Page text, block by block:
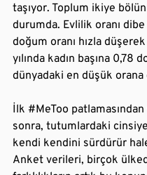
taşıyor. Toplum ikiye
durumda. Evlilik oranı
doğum oranı hızla
yılında kadın başına 0,78
dünyadaki en düşük
İlk #MeToo patlamasından
sonra, tutumlardaki
kendi kendini sürdürür
Anket verileri, birçok